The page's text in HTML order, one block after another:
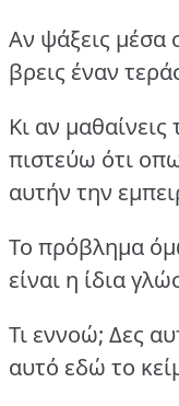
Αν ψάξεις μέσα
βρεις έναν
Κι αν
πιστεύω ότι
αυτήν την
Το πρόβλημα
είναι η ίδια
Τι εννοώ; Δες
αυτό εδώ το